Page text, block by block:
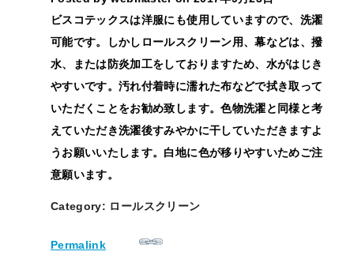
ビスコテックスは洋服にも使用していますので、洗濯
可能です。しかしロールスクリーン用、幕などは、撥
水、または防炎加工をしておりますため、水がはじき
やすいです。汚れ付着時に濡れた布などで拭き取って
いただくことをお勧め致します。色物洗濯と同様と考
えていただき洗濯後すみやかに干していただきますよ
うお願いいたします。白地に色が移りやすいためご注
意願います。
Category: ロールスクリーン
Permalink